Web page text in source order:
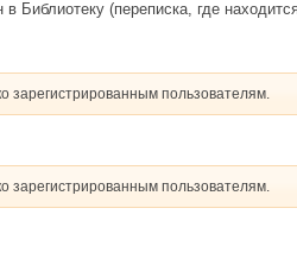
в Библиотеку (переписка, где
зарегистрированным пользователям.
зарегистрированным пользователям.